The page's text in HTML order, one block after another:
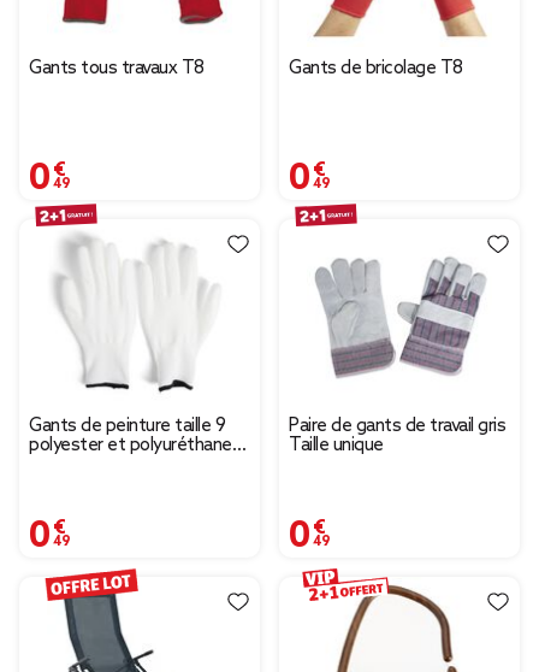
Gants tous travaux T8
0,49 €
Gants de bricolage T8
0,49 €
Gants de peinture taille 9
polyester et polyuréthane
0,49 €
Paire de gants de travail gris
Taille unique
0,49 €